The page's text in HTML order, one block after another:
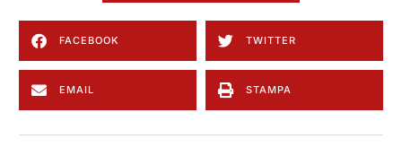
FACEBOOK TWITTER
EMAIL STAMPA